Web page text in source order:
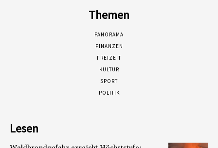
Themen
PANORAMA
FINANZEN
FREIZEIT
KULTUR
SPORT
POLITIK
Lesen